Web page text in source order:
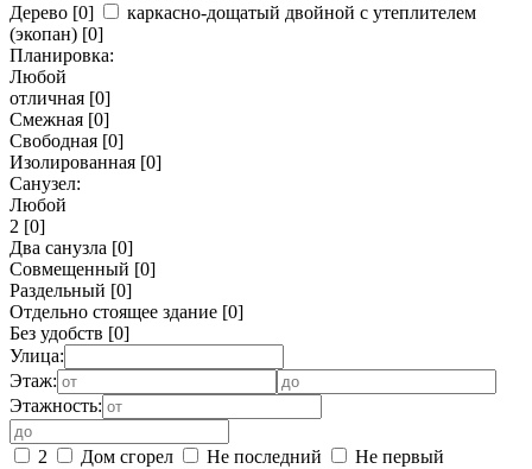
Дерево [0]
каркасно-дощатый двойной с утеплителем
(экопан) [0]
Планировка:
Любой
отличная [0]
Смежная [0]
Свободная [0]
Изолированная [0]
Санузел:
Любой
2 [0]
Два санузла [0]
Совмещенный [0]
Раздельный [0]
Отдельно стоящее здание [0]
Без удобств [0]
Улица:
Этаж:
Этажность:
2 Дом сгорел Не последний
Не первый